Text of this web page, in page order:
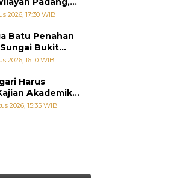
Perintahkan
2026, 17:30 WIB
Batu Penahan
Bukit
Diambil, Warga
2026, 16:10 WIB
Harus
Akademik,
Agar Mudah
2026, 15:35 WIB
tetapi
Membuat